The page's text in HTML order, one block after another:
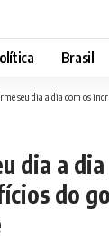
Brasil
seu dia a dia com os incríveis
dia a
do